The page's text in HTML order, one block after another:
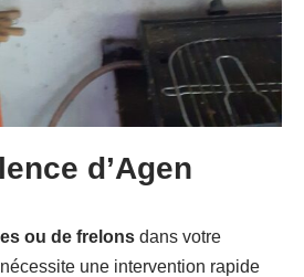
d’Agen
ou de frelons dans votre
une intervention rapide